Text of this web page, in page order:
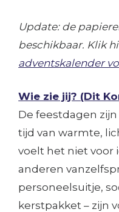
Update: de
beschikbaar. Klik
adventskalender
Wie zie jij? (Dit
De feestdagen
tijd van warmte,
voelt het niet voor
anderen
personeelsuitje,
kerstpakket – zijn